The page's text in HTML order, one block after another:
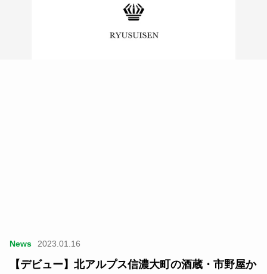
News 2023.01.16
【デビュー】北アルプス信濃大町の酒蔵・市野屋か